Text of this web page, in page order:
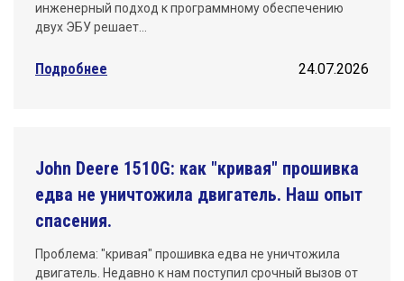
инженерный подход к программному обеспечению
двух ЭБУ решает…
Подробнее 24.07.2026
John Deere 1510G: как "кривая" прошивка
едва не уничтожила двигатель. Наш опыт
спасения.
Проблема: "кривая" прошивка едва не уничтожила
двигатель. Недавно к нам поступил срочный вызов от